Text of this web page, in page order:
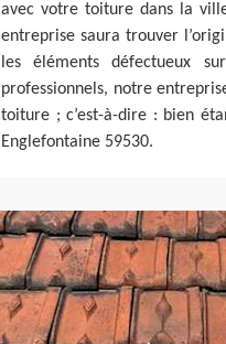
avec votre toiture dans la
entreprise saura trouver
les éléments défectueux
professionnels, notre
toiture ; c’est-à-dire : bien
Englefontaine 59530.